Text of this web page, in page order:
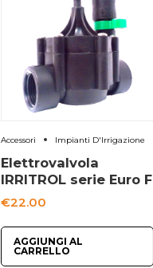
Accessori Impianti D'Irrigazione
Elettrovalvola
IRRITROL serie Euro F
€22.00
AGGIUNGI AL
CARRELLO